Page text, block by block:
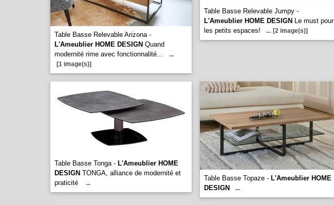
Table Basse Relevable Arizona -
L'Ameublier HOME DESIGN Quand
modernité rime avec fonctionnalité…
...
[1 image(s)]
Table Basse Relevable Jumpy -
L'Ameublier HOME DESIGN Le must pour
les petits espaces!
... [2 image(s)]
Table Basse Tonga - L'Ameublier HOME
DESIGN TONGA, alliance de modernité et
praticité
...
Table Basse Topaze - L'Ameublier HOME
DESIGN
...